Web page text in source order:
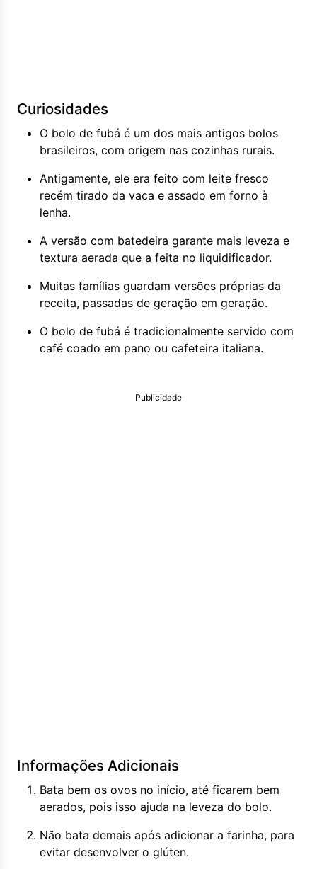
Curiosidades
O bolo de fubá é um dos mais antigos bolos
brasileiros, com origem nas cozinhas rurais.
Antigamente, ele era feito com leite fresco
recém tirado da vaca e assado em forno à
lenha.
A versão com batedeira garante mais leveza e
textura aerada que a feita no liquidificador.
Muitas famílias guardam versões próprias da
receita, passadas de geração em geração.
O bolo de fubá é tradicionalmente servido com
café coado em pano ou cafeteira italiana.
Publicidade
Informações Adicionais
Bata bem os ovos no início, até ficarem bem
aerados, pois isso ajuda na leveza do bolo.
Não bata demais após adicionar a farinha, para
evitar desenvolver o glúten.